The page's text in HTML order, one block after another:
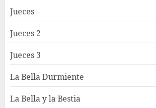
Jueces
Jueces 2
Jueces 3
La Bella Durmiente
La Bella y la Bestia